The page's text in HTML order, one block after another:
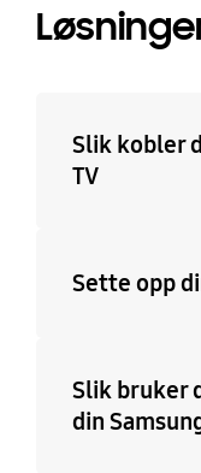
Slik kobler
TV
Sette opp
Slik bruker
din